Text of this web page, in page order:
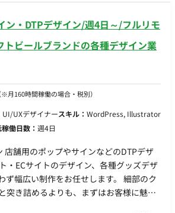
ン・DTPデザイン/週4日～/フルリモ
トビールブランドの各種デザイン業
※月160時間稼働の場合・税別）
UXデザイナースキル： WordPress, Illustrator
働日数： 週4日
店舗用のポップやサインなどのDTPデザ
・ECサイトのデザイン、各種グッズデザ
ず幅広い制作をお任せします。 細部のク
突き詰めるよりも、まずはお客様に魅力